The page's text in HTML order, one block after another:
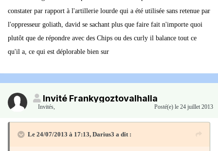
constater par rapport à l'artillerie lourde qui a été utilisée sans retenue par
l'oppresseur goliath, david se sachant plus que faire fait n'importe quoi
plutôt que de répondre avec des Chips ou des curly il balance tout ce
qu'il a, ce qui est déplorable bien sur
Invité Frankygoztovalhalla
Invités, Posté(e) le 24 juillet 2013
Le 24/07/2013 à 17:13, Darius3 a dit :